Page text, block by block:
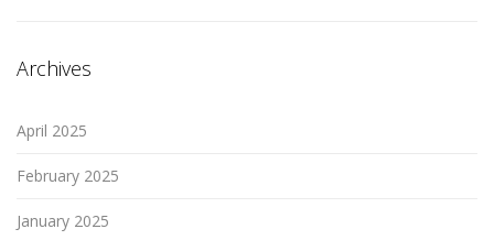
Archives
April 2025
February 2025
January 2025